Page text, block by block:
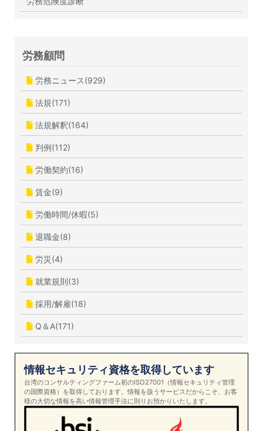
労務顧問
労務ニュース(929)
法規(171)
法規解釈(164)
判例(112)
労働契約(16)
賃金(9)
労働時間/休暇(5)
退職金(8)
労災(4)
就業規則(3)
採用/解雇(18)
Q＆A(171)
情報セキュリティ資格を取得しています
台湾のコンサルティングファーム初のISO27001（情報セキュリティ管理
の国際資格）を取得しております。情報を扱うサービスだからこそ、お客
様の大切な情報を高い情報管理手法に則りお預かりいたします。